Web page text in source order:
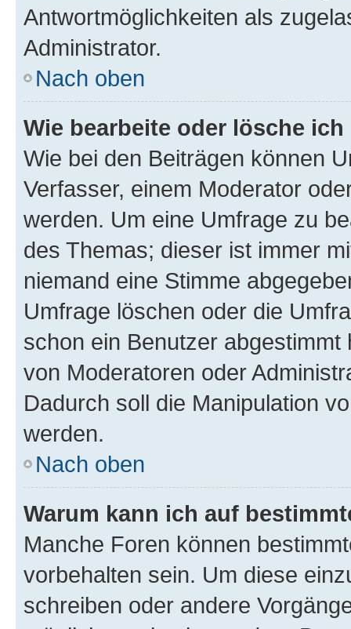
Antwortmöglichkeiten als
Administrator.
Nach oben
Wie bearbeite oder lösche
Wie bei den Beiträgen können
Verfasser, einem Moderator
werden. Um eine Umfrage zu
des Themas; dieser ist immer
niemand eine Stimme
Umfrage löschen oder die
schon ein Benutzer
von Moderatoren oder
Dadurch soll die Manipulation
werden.
Nach oben
Warum kann ich auf
Manche Foren können
vorbehalten sein. Um diese
schreiben oder andere